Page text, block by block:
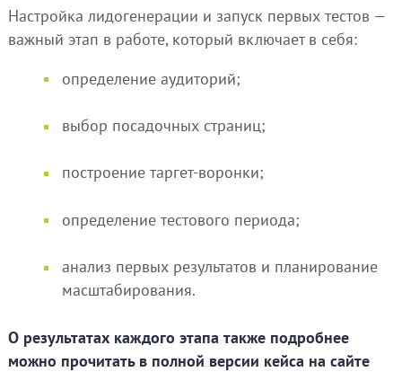
Настройка лидогенерации и запуск первых тестов —
важный этап в работе, который включает в себя:
определение аудиторий;
выбор посадочных страниц;
построение таргет-воронки;
определение тестового периода;
анализ первых результатов и планирование
масштабирования.
О результатах каждого этапа также подробнее
можно прочитать в полной версии кейса на сайте